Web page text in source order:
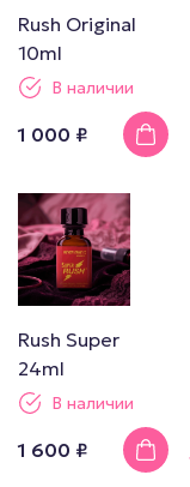
Rush Original
10ml
В наличии
1 000 ₽
Rush Super
24ml
В наличии
1 600 ₽